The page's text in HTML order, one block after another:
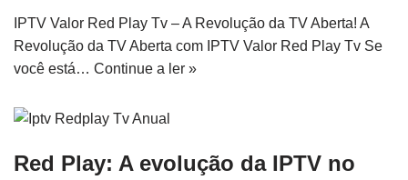
IPTV Valor Red Play Tv – A Revolução da TV Aberta! A
Revolução da TV Aberta com IPTV Valor Red Play Tv Se
você está… Continue a ler »
Red Play: A evolução da IPTV no